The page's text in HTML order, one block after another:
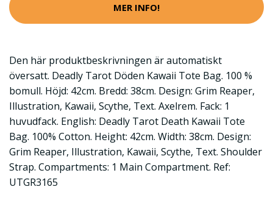
MER INFO!
Den här produktbeskrivningen är automatiskt
översatt. Deadly Tarot Döden Kawaii Tote Bag. 100 %
bomull. Höjd: 42cm. Bredd: 38cm. Design: Grim Reaper,
Illustration, Kawaii, Scythe, Text. Axelrem. Fack: 1
huvudfack. English: Deadly Tarot Death Kawaii Tote
Bag. 100% Cotton. Height: 42cm. Width: 38cm. Design:
Grim Reaper, Illustration, Kawaii, Scythe, Text. Shoulder
Strap. Compartments: 1 Main Compartment. Ref:
UTGR3165